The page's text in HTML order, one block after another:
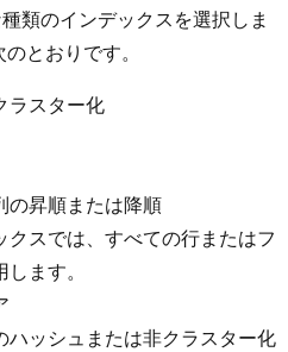
類のインデックスを選択しま
とおりです。
ラスター化
の昇順または降順
スでは、すべての行またはフ
ます。
ハッシュまたは非クラスター化